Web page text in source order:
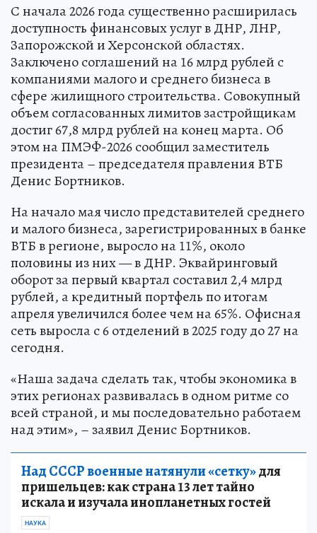
С начала 2026 года существенно расширилась
доступность финансовых услуг в ДНР, ЛНР,
Запорожской и Херсонской областях.
Заключено соглашений на 16 млрд рублей с
компаниями малого и среднего бизнеса в
сфере жилищного строительства. Совокупный
объем согласованных лимитов застройщикам
достиг 67,8 млрд рублей на конец марта. Об
этом на ПМЭФ-2026 сообщил заместитель
президента – председателя правления ВТБ
Денис Бортников.
На начало мая число представителей среднего
и малого бизнеса, зарегистрированных в банке
ВТБ в регионе, выросло на 11%, около
половины из них — в ДНР. Эквайринговый
оборот за первый квартал составил 2,4 млрд
рублей, а кредитный портфель по итогам
апреля увеличился более чем на 65%. Офисная
сеть выросла с 6 отделений в 2025 году до 27 на
сегодня.
«Наша задача сделать так, чтобы экономика в
этих регионах развивалась в одном ритме со
всей страной, и мы последовательно работаем
над этим», – заявил Денис Бортников.
Над СССР военные натянули «сетку»для
пришельцев: как страна 13 лет тайно
искала и изучала инопланетных гостей
НАУКА